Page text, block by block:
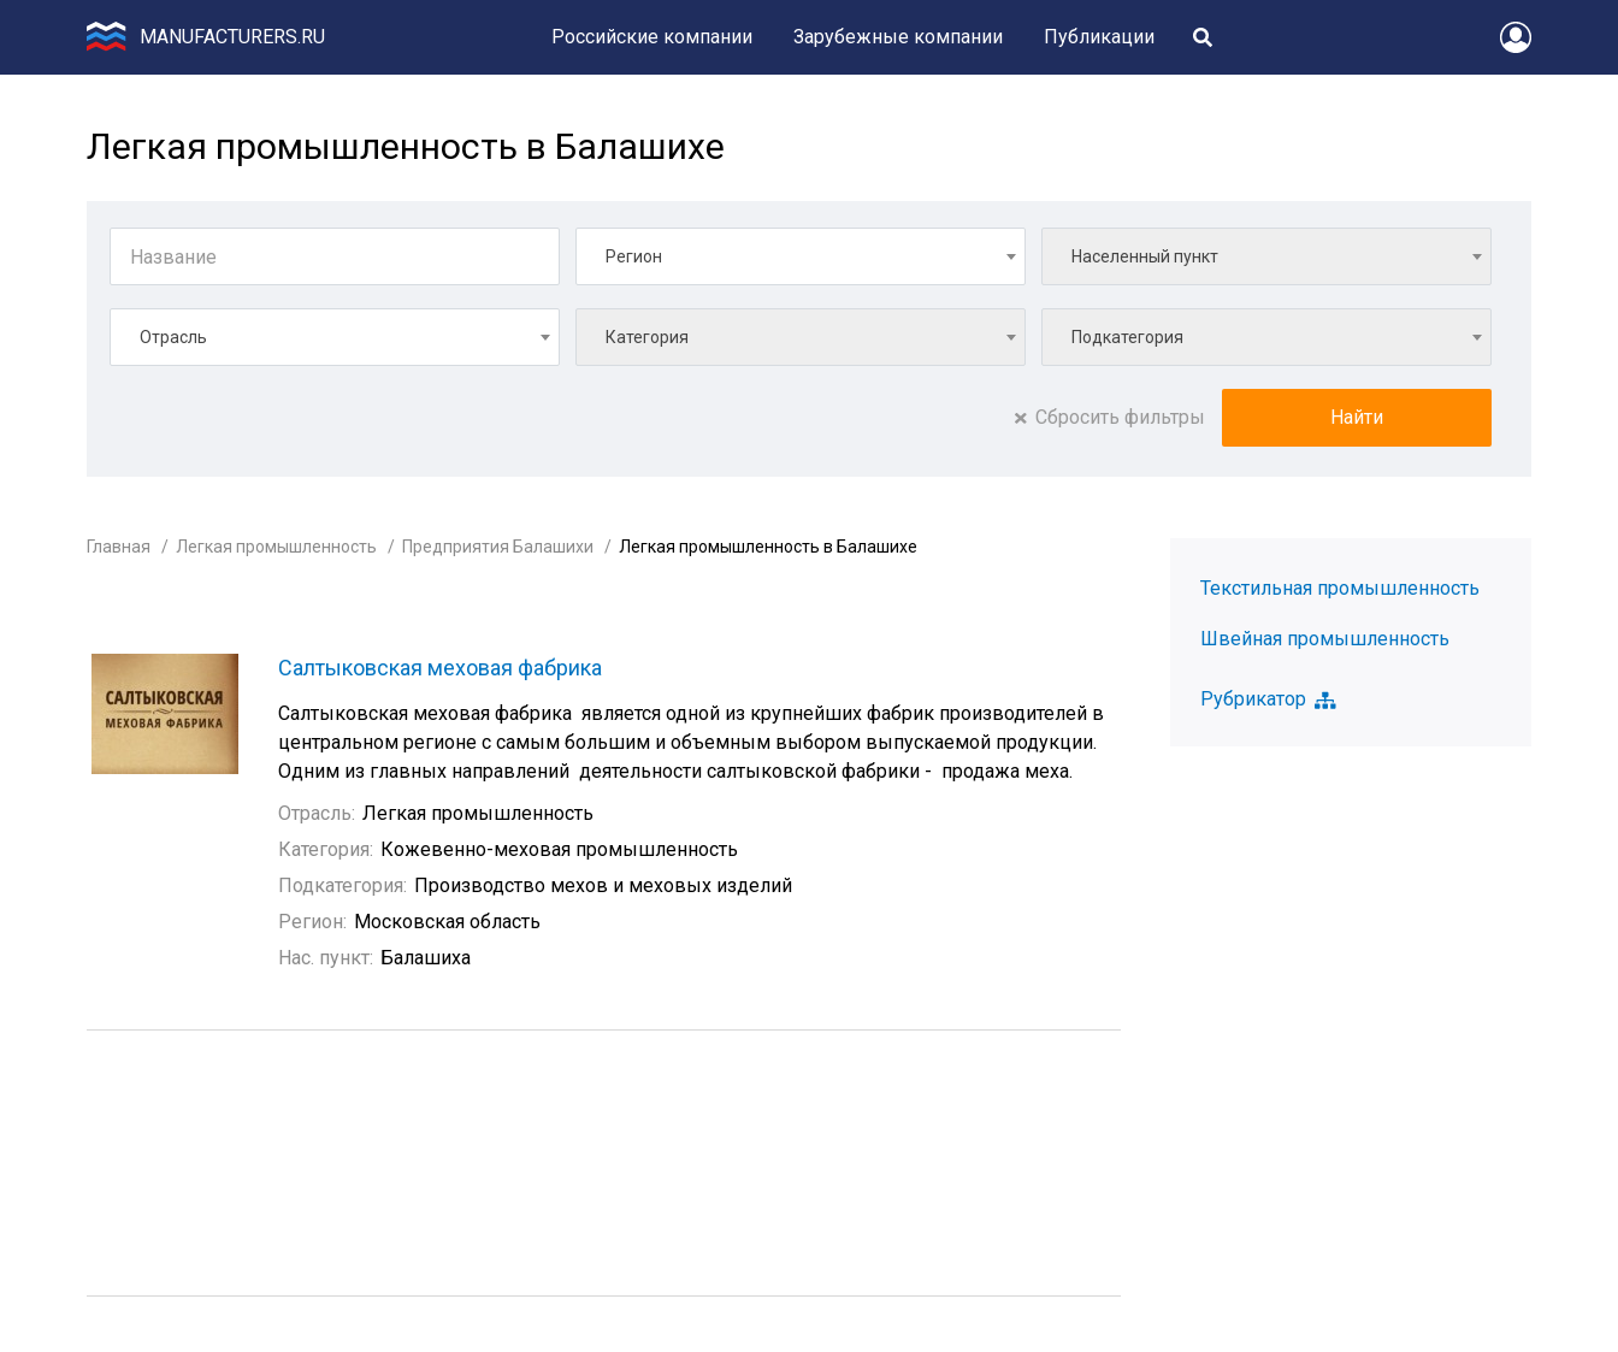
MANUFACTURERS.RU Российские компании Зарубежные компании Публикации
Легкая промышленность в Балашихе
Регион Населенный пункт
Отрасль Категория Подкатегория
Сбросить фильтры
Главная Легкая промышленность Предприятия Балашихи Легкая промышленность в Балашихе
Салтыковская меховая фабрика
Салтыковская меховая фабрика является одной из крупнейших фабрик производителей в
центральном регионе с самым большим и объемным выбором выпускаемой продукции.
Одним из главных направлений деятельности салтыковской фабрики - продажа меха.
Отрасль: Легкая промышленность
Категория: Кожевенно-меховая промышленность
Подкатегория: Производство мехов и меховых изделий
Регион: Московская область
Нас. пункт: Балашиха
Текстильная промышленность
Швейная промышленность
Рубрикатор